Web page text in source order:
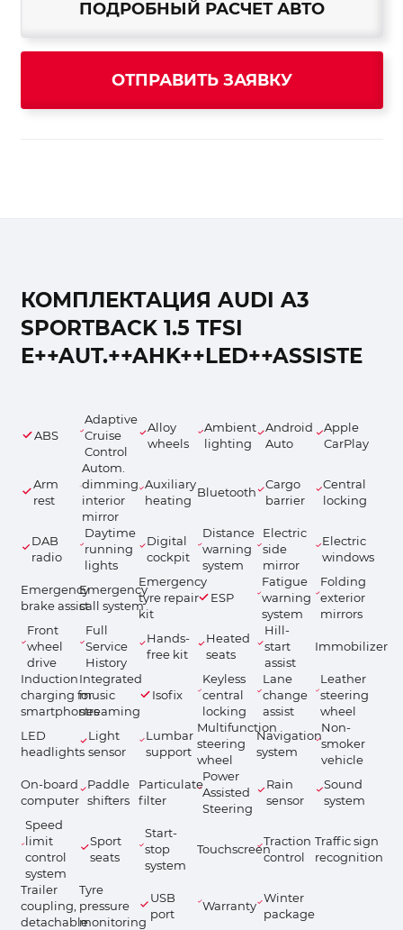
ПОДРОБНЫЙ РАСЧЕТ АВТО
ОТПРАВИТЬ ЗАЯВКУ
КОМПЛЕКТАЦИЯ AUDI A3
SPORTBACK 1.5 TFSI
E++AUT.++AHK++LED++ASSISTE
ABS
Adaptive
Cruise
Control
Alloy
wheels
Ambient
lighting
Android
Auto
Apple
CarPlay
Arm
rest
Autom.
dimming
interior
mirror
Auxiliary
heating
Bluetooth
Cargo
barrier
Central
locking
DAB
radio
Daytime
running
lights
Digital
cockpit
Distance
warning
system
Electric
side
mirror
Electric
windows
Emergency
brake assist
Emergency
call system
Emergency
tyre repair
kit
ESP
Fatigue
warning
system
Folding
exterior
mirrors
Front
wheel
drive
Full
Service
History
Hands-
free kit
Heated
seats
Hill-
start
assist
Immobilizer
Induction
charging for
smartphones
Integrated
music
streaming
Isofix
Keyless
central
locking
Lane
change
assist
Leather
steering
wheel
LED
headlights
Light
sensor
Lumbar
support
Multifunction
steering
wheel
Navigation
system
Non-
smoker
vehicle
On-board
computer
Paddle
shifters
Particulate
filter
Power
Assisted
Steering
Rain
sensor
Sound
system
Speed
limit
control
system
Sport
seats
Start-
stop
system
Touchscreen
Traction
control
Traffic sign
recognition
Trailer
coupling,
detachable
Tyre
pressure
monitoring
USB
port
Warranty
Winter
package